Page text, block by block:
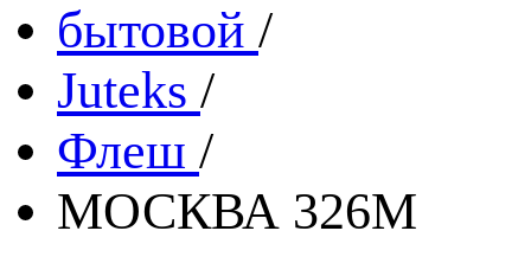
бытовой /
Juteks /
Флеш /
МОСКВА 326M